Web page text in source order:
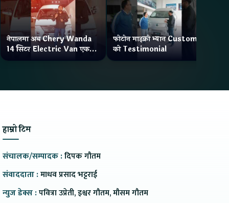
नेपालमा अब Chery Wanda
14 सिटर Electric Van एक
Charge मा दिन्छ 300KM
फोटोन माइक्रो भ्यान Customer
को Testimonial
हाम्रो टिम
संचालक/सम्पादक :दिपक गौतम
संवाददाता :माधव प्रसाद भट्टराई
न्युज डेक्स :पवित्रा उप्रेती, इश्वर गौतम, मौसम गौतम